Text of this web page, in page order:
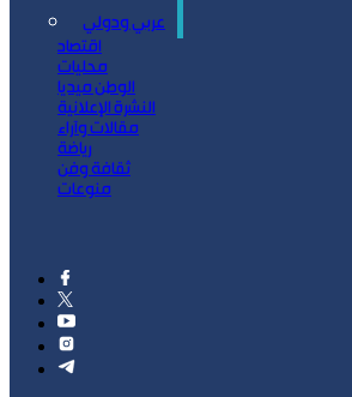
عربي ودولي
اقتصاد
محليات
الوطن ميديا
النشرة الإعلانية
مقالات وآراء
رياضة
ثقافة وفن
منوعات